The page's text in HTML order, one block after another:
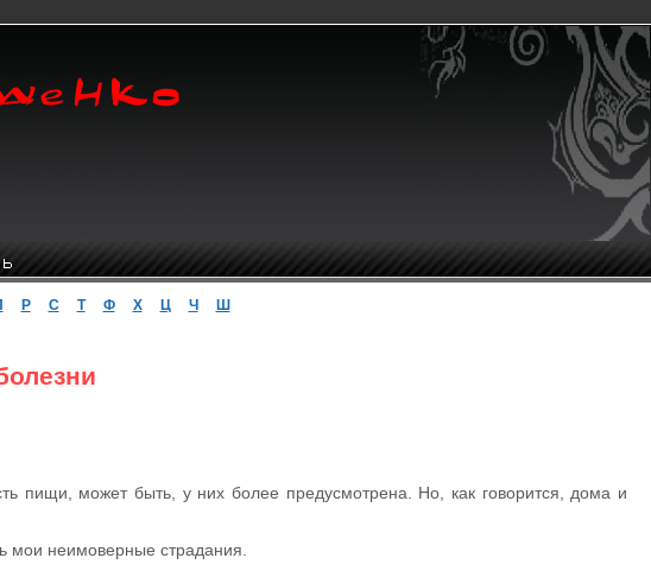
Р С Т Ф Х Ц Ч Ш
пищи, может быть, у них более предусмотрена. Но, как говорится, дома и
неимоверные страдания.